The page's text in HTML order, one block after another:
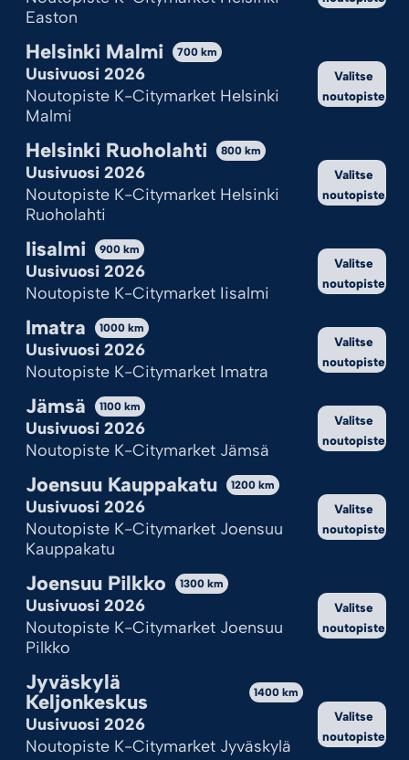
Kekseistä puhetta?
Ilotulite.fi käyttää evästeitä, jotta sivu toimii ja pystymme sitä
kehittämään.
Onhan tämä sinulle ok?
Hyväksy kaikki
Hylkää kaikki
Katso valinnat
Lisää ostoskoriin
€
TÄHTITYKKI
Lisää ostoskoriin
TYKINKUULAT
Lisää ostoskoriin
JUKEBOXI
14,95€
Lisää ostoskoriin
€
Lisää ostoskoriin
Easton
Helsinki Malmi 700 km
Uusivuosi 2026
Noutopiste K-Citymarket Helsinki
Malmi
Valitse
noutopiste
Helsinki Ruoholahti 800 km
Uusivuosi 2026
Noutopiste K-Citymarket Helsinki
Ruoholahti
Valitse
noutopiste
Iisalmi 900 km
Uusivuosi 2026
Noutopiste K-Citymarket Iisalmi
Valitse
noutopiste
Imatra 1000 km
Uusivuosi 2026
Noutopiste K-Citymarket Imatra
Valitse
noutopiste
Jämsä 1100 km
Uusivuosi 2026
Noutopiste K-Citymarket Jämsä
Valitse
noutopiste
Joensuu Kauppakatu 1200 km
Uusivuosi 2026
Noutopiste K-Citymarket Joensuu
Kauppakatu
Valitse
noutopiste
Joensuu Pilkko 1300 km
Uusivuosi 2026
Noutopiste K-Citymarket Joensuu
Pilkko
Valitse
noutopiste
Jyväskylä
Keljonkeskus
1400 km
Uusivuosi 2026
Noutopiste K-Citymarket Jyväskylä
Valitse
noutopiste